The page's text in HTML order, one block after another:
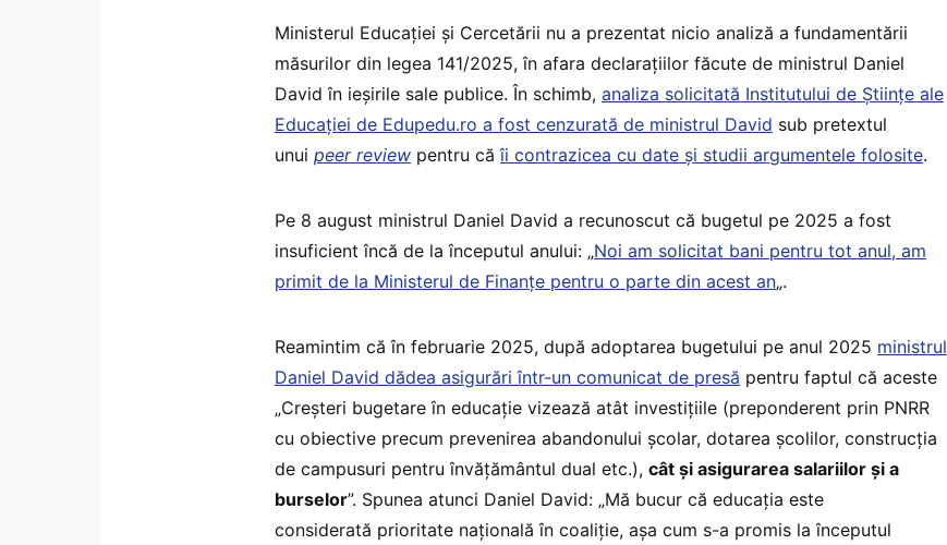
Ministerul Educației și Cercetării nu a prezentat nicio analiză a fundamentării
măsurilor din legea 141/2025, în afara declarațiilor făcute de ministrul Daniel
David în ieșirile sale publice. În schimb, analiza solicitată Institutului de Științe ale
Educației de Edupedu.ro a fost cenzurată de ministrul David sub pretextul
unui peer review pentru căîi contrazicea cu date și studii argumentele folosite.
Pe 8 august ministrul Daniel David a recunoscut că bugetul pe 2025 a fost
insuficient încă de la începutul anului: „Noi am solicitat bani pentru tot anul, am
primit de la Ministerul de Finanțe pentru o parte din acest an„.
Reamintim că în februarie 2025, după adoptarea bugetului pe anul 2025 ministrul
Daniel David dădea asigurări într-un comunicat de presă pentru faptul că aceste
„Creșteri bugetare în educație vizează atât investițiile (preponderent prin PNRR
cu obiective precum prevenirea abandonului școlar, dotarea școlilor, construcția
de campusuri pentru învățământul dual etc.), cât și asigurarea salariilor și a
burselor”. Spunea atunci Daniel David: „Mă bucur că educația este
considerată prioritate națională în coaliție, așa cum s-a promis la începutul